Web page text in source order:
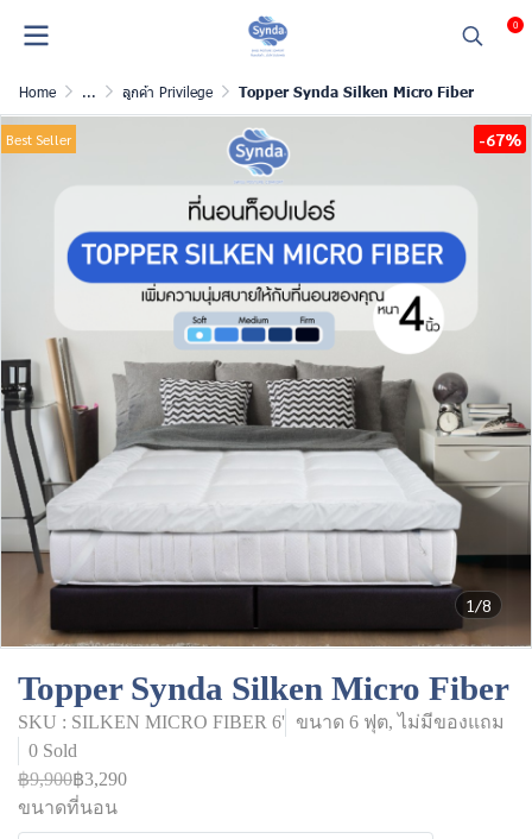
0
Home ... ลูกค้า Privilege Topper Synda Silken Micro Fiber
1/8
Best Seller -67%
Topper Synda Silken Micro Fiber
SKU : SILKEN MICRO FIBER 6'
ขนาด 6 ฟุต, ไม่มีของแถม
0 Sold
฿9,900฿3,290
ขนาดที่นอน